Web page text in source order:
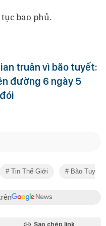
bao phủ.
truân vì bão tuyết:
đường 6 ngày 5
Tin Thế Giới Bão Tuyết
Sao chép link